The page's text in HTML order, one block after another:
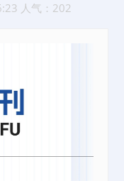
人气：202